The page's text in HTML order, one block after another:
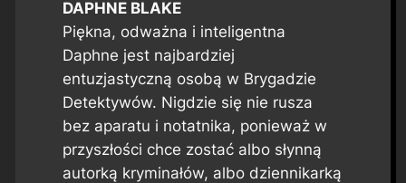
DAPHNE BLAKE
Piękna, odważna i inteligentna
Daphne jest najbardziej
entuzjastyczną osobą w Brygadzie
Detektywów. Nigdzie się nie rusza
bez aparatu i notatnika, ponieważ w
przyszłości chce zostać albo słynną
autorką kryminałów, albo dziennikarką